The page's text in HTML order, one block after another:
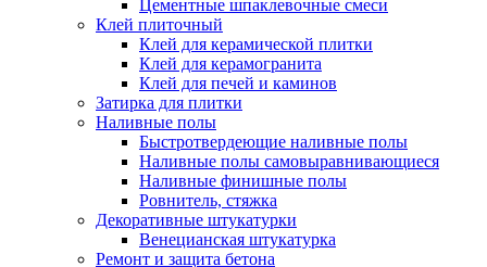
Цементные шпаклевочные смеси
Клей плиточный
Клей для керамической плитки
Клей для керамогранита
Клей для печей и каминов
Затирка для плитки
Наливные полы
Быстротвердеющие наливные полы
Наливные полы самовыравнивающиеся
Наливные финишные полы
Ровнитель, стяжка
Декоративные штукатурки
Венецианская штукатурка
Ремонт и защита бетона